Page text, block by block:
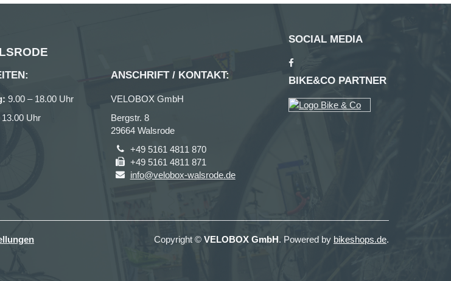
9.00 – 18.00 Uhr
Uhr
ANSCHRIFT / KONTAKT:
VELOBOX GmbH
Bergstr. 8
29664 Walsrode
+49 5161 4811 870
+49 5161 4811 871
info@velobox-walsrode.de
SOCIAL MEDIA
BIKE&CO PARTNER
Copyright © VELOBOX GmbH. Powered by bikeshops.de.